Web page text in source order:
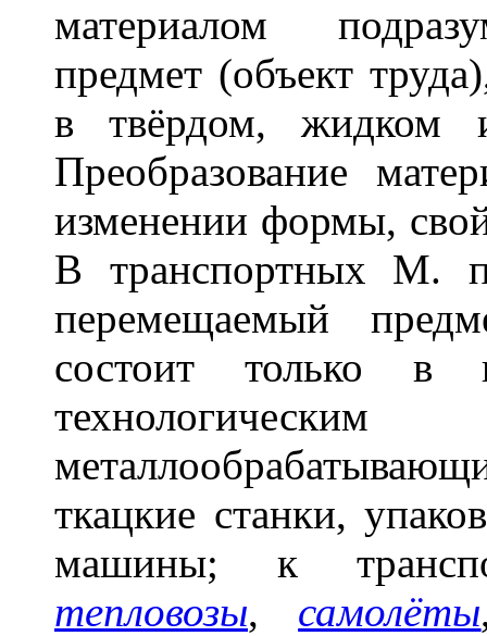
материалом
предмет (объект
в твёрдом, жидком и
Преобразование
изменении формы,
В транспортных М.
перемещаемый
состоит только в
ткацкие станки,
машины; к
тепловозы, самолёты